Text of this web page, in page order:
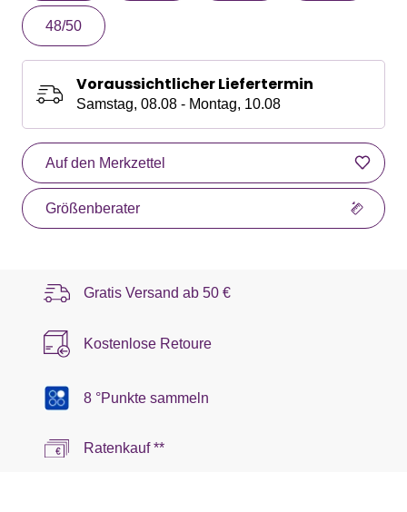
48/50
Voraussichtlicher Liefertermin
Samstag, 08.08 - Montag, 10.08
Auf den Merkzettel
Größenberater
Gratis Versand ab 50 €
Kostenlose Retoure
8 °Punkte sammeln
Ratenkauf **